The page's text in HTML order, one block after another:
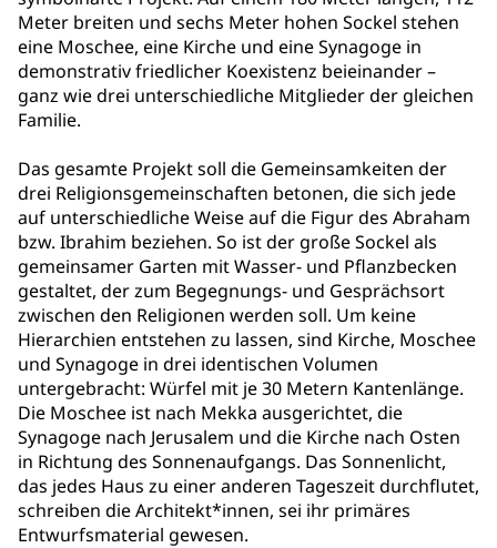
Meter breiten und sechs Meter hohen Sockel stehen
eine Moschee, eine Kirche und eine Synagoge in
demonstrativ friedlicher Koexistenz beieinander –
ganz wie drei unterschiedliche Mitglieder der gleichen
Familie.
Das gesamte Projekt soll die Gemeinsamkeiten der
drei Religionsgemeinschaften betonen, die sich jede
auf unterschiedliche Weise auf die Figur des Abraham
bzw. Ibrahim beziehen. So ist der große Sockel als
gemeinsamer Garten mit Wasser- und Pflanzbecken
gestaltet, der zum Begegnungs- und Gesprächsort
zwischen den Religionen werden soll. Um keine
Hierarchien entstehen zu lassen, sind Kirche, Moschee
und Synagoge in drei identischen Volumen
untergebracht: Würfel mit je 30 Metern Kantenlänge.
Die Moschee ist nach Mekka ausgerichtet, die
Synagoge nach Jerusalem und die Kirche nach Osten
in Richtung des Sonnenaufgangs. Das Sonnenlicht,
das jedes Haus zu einer anderen Tageszeit durchflutet,
schreiben die Architekt*innen, sei ihr primäres
Entwurfsmaterial gewesen.